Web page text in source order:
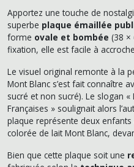
Apportez une touche de
superbe plaque émaillée
forme ovale et bombée (38 ×
fixation, elle est facile à
Le visuel original remonte à la
Mont Blanc s’est fait connaître
sucré et non sucré). Le slogan «
Françaises » soulignait alors
plaque représente deux
colorée de lait Mont Blanc,
Bien que cette plaque soit une